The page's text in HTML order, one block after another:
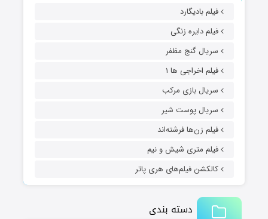
فیلم بادیگارد
فیلم دایره زنگی
سریال گنج مظفر
فیلم اخراجی ها ۱
سریال بازی مرکب
سریال پوست شیر
فیلم زن‌ها فرشته‌اند
فیلم متری شیش و نیم
کالکشن فیلم‌های هری پاتر
دسته بندی